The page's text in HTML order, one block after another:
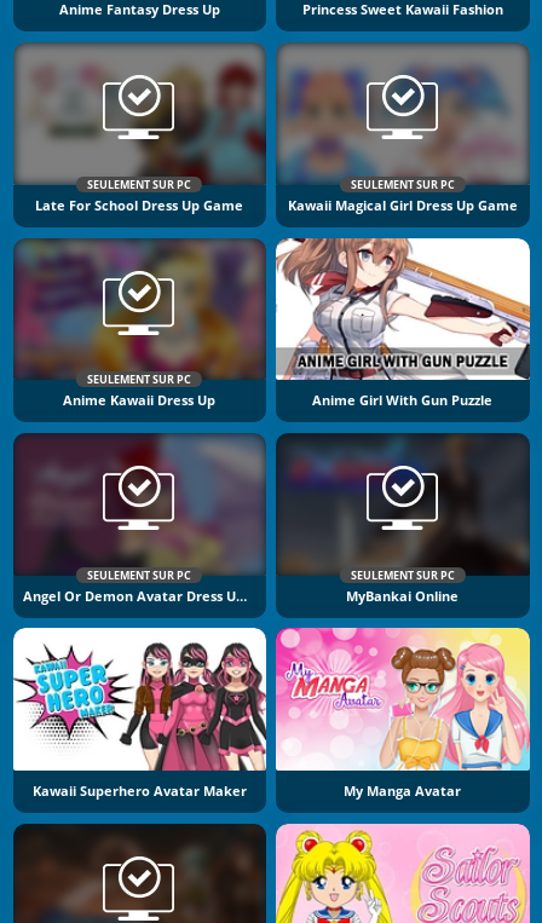
Anime Fantasy Dress Up Princess Sweet Kawaii Fashion
SEULEMENT SUR PC
Late For School Dress Up Game
SEULEMENT SUR PC
Kawaii Magical Girl Dress Up Game
SEULEMENT SUR PC
Anime Kawaii Dress Up Anime Girl With Gun Puzzle
SEULEMENT SUR PC
Angel Or Demon Avatar Dress Up Game
SEULEMENT SUR PC
MyBankai Online
Kawaii Superhero Avatar Maker My Manga Avatar